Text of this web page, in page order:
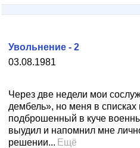
03.08.1981
Увольнение - 2
Через две недели мои
дембель», но меня в
подброшенный в куче
выудил и напомнил мне
решении... Ещё